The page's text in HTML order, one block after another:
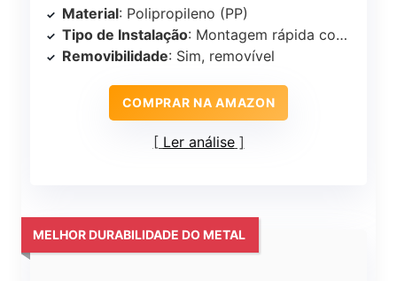
Material: Polipropileno (PP)
Tipo de Instalação: Montagem rápida com suportes
Removibilidade: Sim, removível
COMPRAR NA AMAZON
Ler análise
MELHOR DURABILIDADE DO METAL